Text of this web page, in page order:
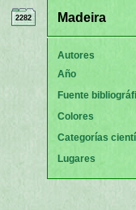
2282 Madeira
Autores
Año
Fuente
Colores
Categorías
Lugares